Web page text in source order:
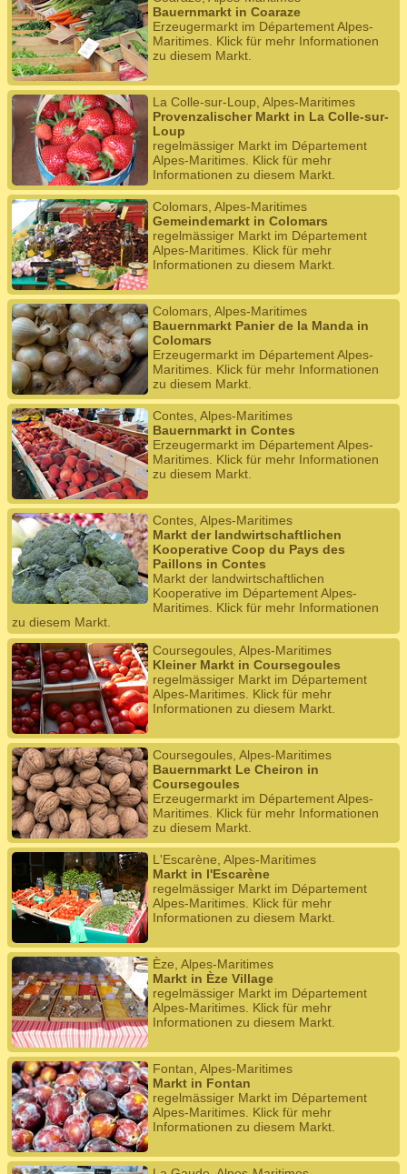
Bauernmarkt in Coaraze
Erzeugermarkt im Département Alpes-
Maritimes. Klick für mehr Informationen
zu diesem Markt.
La Colle-sur-Loup, Alpes-Maritimes
Provenzalischer Markt in La Colle-sur-
Loup
regelmässiger Markt im Département
Alpes-Maritimes. Klick für mehr
Informationen zu diesem Markt.
Colomars, Alpes-Maritimes
Gemeindemarkt in Colomars
regelmässiger Markt im Département
Alpes-Maritimes. Klick für mehr
Informationen zu diesem Markt.
Colomars, Alpes-Maritimes
Bauernmarkt Panier de la Manda in
Colomars
Erzeugermarkt im Département Alpes-
Maritimes. Klick für mehr Informationen
zu diesem Markt.
Contes, Alpes-Maritimes
Bauernmarkt in Contes
Erzeugermarkt im Département Alpes-
Maritimes. Klick für mehr Informationen
zu diesem Markt.
Contes, Alpes-Maritimes
Markt der landwirtschaftlichen
Kooperative Coop du Pays des
Paillons in Contes
Markt der landwirtschaftlichen
Kooperative im Département Alpes-
Maritimes. Klick für mehr Informationen
zu diesem Markt.
Coursegoules, Alpes-Maritimes
Kleiner Markt in Coursegoules
regelmässiger Markt im Département
Alpes-Maritimes. Klick für mehr
Informationen zu diesem Markt.
Coursegoules, Alpes-Maritimes
Bauernmarkt Le Cheiron in
Coursegoules
Erzeugermarkt im Département Alpes-
Maritimes. Klick für mehr Informationen
zu diesem Markt.
L'Escarène, Alpes-Maritimes
Markt in l'Escarène
regelmässiger Markt im Département
Alpes-Maritimes. Klick für mehr
Informationen zu diesem Markt.
Èze, Alpes-Maritimes
Markt in Èze Village
regelmässiger Markt im Département
Alpes-Maritimes. Klick für mehr
Informationen zu diesem Markt.
Fontan, Alpes-Maritimes
Markt in Fontan
regelmässiger Markt im Département
Alpes-Maritimes. Klick für mehr
Informationen zu diesem Markt.